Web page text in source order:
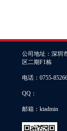
公司地址：深圳
区二期F1栋
电话：0755-
QQ：
邮箱：ktadmin